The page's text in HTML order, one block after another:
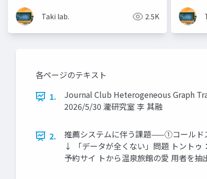
Taki lab. 2.5K
各ページのテキスト
1.
Journal Club Heterogeneous Graph
2026/5/30 瀧研究室 李 其融
2.
推薦システムに伴う課題——①コールド
↓ 「データが全くない」問題 トントゥ
予約サイ トから温泉旅館の愛 用者を